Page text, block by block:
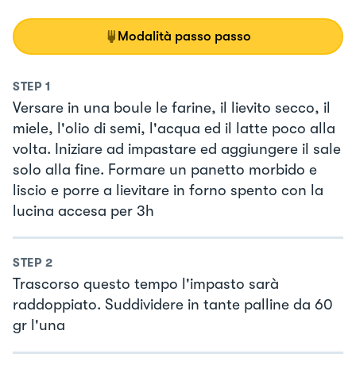
Modalità passo passo
STEP 1
Versare in una boule le farine, il lievito secco, il
miele, l'olio di semi, l'acqua ed il latte poco alla
volta. Iniziare ad impastare ed aggiungere il sale
solo alla fine. Formare un panetto morbido e
liscio e porre a lievitare in forno spento con la
lucina accesa per 3h
STEP 2
Trascorso questo tempo l'impasto sarà
raddoppiato. Suddividere in tante palline da 60
gr l'una